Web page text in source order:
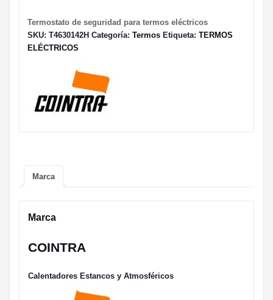
Termostato de seguridad para termos eléctricos
SKU: T4630142H Categoría: Termos Etiqueta: TERMOS
ELÉCTRICOS
Marca
Marca
COINTRA
Calentadores Estancos y Atmosféricos